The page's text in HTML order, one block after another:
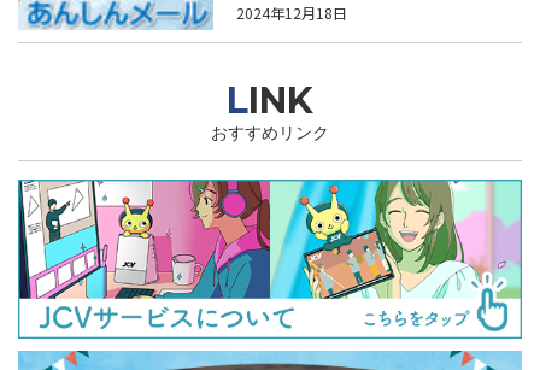
2024年12月18日
LINK
おすすめリンク